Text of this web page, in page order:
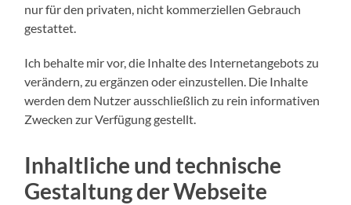
nur für den privaten, nicht kommerziellen Gebrauch
gestattet.
Ich behalte mir vor, die Inhalte des Internetangebots zu
verändern, zu ergänzen oder einzustellen. Die Inhalte
werden dem Nutzer ausschließlich zu rein informativen
Zwecken zur Verfügung gestellt.
Inhaltliche und technische
Gestaltung der Webseite